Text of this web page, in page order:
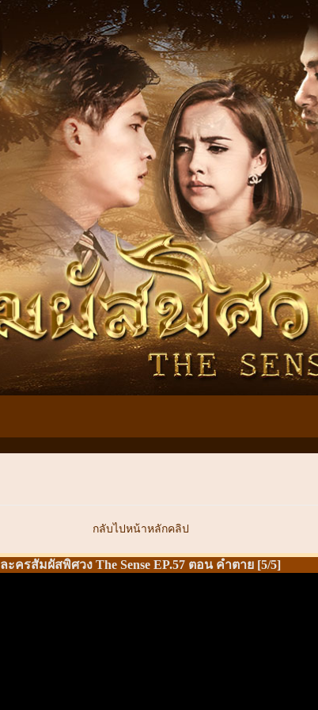
กลับไปหน้าหลักคลิป
ละครสัมผัสพิศวง The Sense EP.57 ตอน คำตาย [5/5]